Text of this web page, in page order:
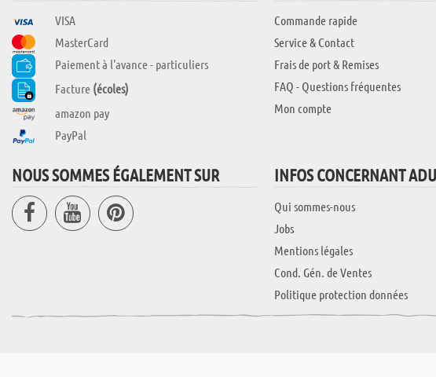
VISA
MasterCard
Paiement à l'avance - particuliers
Facture (écoles)
amazon pay
PayPal
Commande rapide
Service & Contact
Frais de port & Remises
FAQ - Questions fréquentes
Mon compte
NOUS SOMMES ÉGALEMENT SUR INFOS CONCERNANT
Qui sommes-nous
Jobs
Mentions légales
Cond. Gén. de Ventes
Politique protection données